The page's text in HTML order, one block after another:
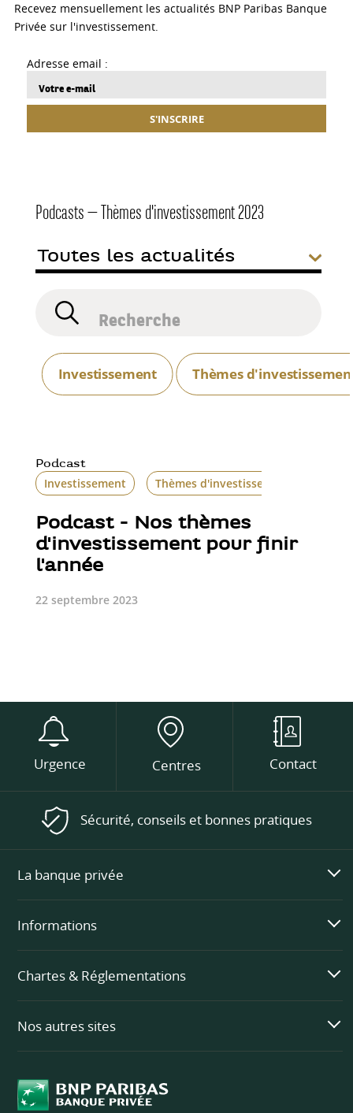
Recevez mensuellement les actualités BNP Paribas Banque
Privée sur l'investissement.
Adresse email :
S'INSCRIRE
Podcasts — Thèmes d'investissement 2023
Investissement Thèmes
Podcast
Investissement Thèmes d'investissement
Podcast - Nos thèmes
d'investissement pour finir
l'année
22 septembre 2023
Urgence Centres Contact
Sécurité, conseils et bonnes pratiques
La banque privée
Informations
Chartes & Réglementations
Nos autres sites